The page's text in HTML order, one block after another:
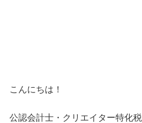
こんにちは！
公認会計士・クリエイター特化